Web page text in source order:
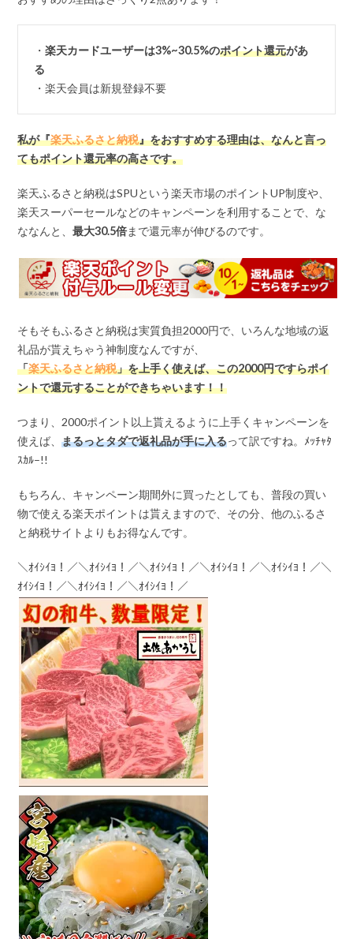
・楽天カードユーザーは3%~30.5%のポイント還元があ
る
・楽天会員は新規登録不要
私が『楽天ふるさと納税』をおすすめする理由は、なんと言っ
てもポイント還元率の高さです。
楽天ふるさと納税はSPUという楽天市場のポイントUP制度や、
楽天スーパーセールなどのキャンペーンを利用することで、な
ななんと、最大30.5倍まで還元率が伸びるのです。
そもそもふるさと納税は実質負担2000円で、いろんな地域の返
礼品が貰えちゃう神制度なんですが、
「楽天ふるさと納税」を上手く使えば、この2000円ですらポイ
ントで還元することができちゃいます！！
つまり、2000ポイント以上貰えるように上手くキャンペーンを
使えば、まるっとタダで返礼品が手に入るって訳ですね。ﾒｯﾁｬﾀ
ｽｶﾙ–!!
もちろん、キャンペーン期間外に買ったとしても、普段の買い
物で使える楽天ポイントは貰えますので、その分、他のふるさ
と納税サイトよりもお得なんです。
＼ｵｲｼｲﾖ！／＼ｵｲｼｲﾖ！／＼ｵｲｼｲﾖ！／＼ｵｲｼｲﾖ！／＼ｵｲｼｲﾖ！／＼
ｵｲｼｲﾖ！／＼ｵｲｼｲﾖ！／＼ｵｲｼｲﾖ！／